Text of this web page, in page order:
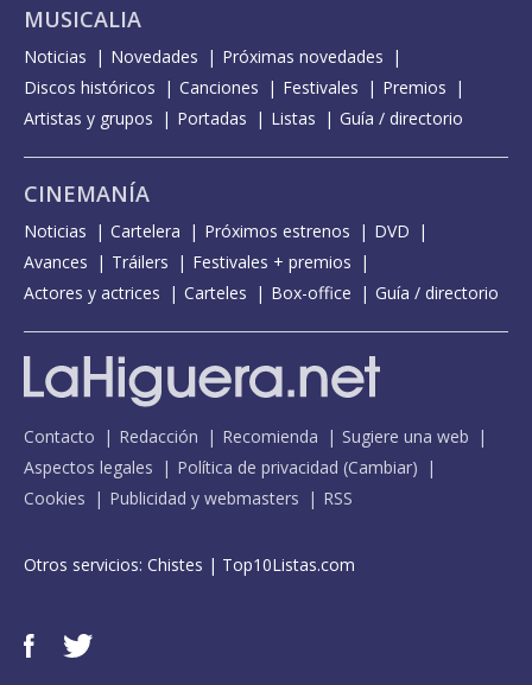
MUSICALIA
Noticias Novedades
Próximas novedades
Discos históricos
Canciones Festivales
Premios
Artistas y grupos
Portadas Listas Guía / directorio
CINEMANÍA
Noticias Cartelera Próximos estrenos
DVD
Avances
Tráilers
Festivales + premios
Actores y actrices
Carteles Box-office Guía / directorio
Contacto Redacción Recomienda
Sugiere una web
Aspectos legales
Política de privacidad (Cambiar)
Cookies
Publicidad y webmasters RSS
Otros servicios: Chistes | Top10Listas.com